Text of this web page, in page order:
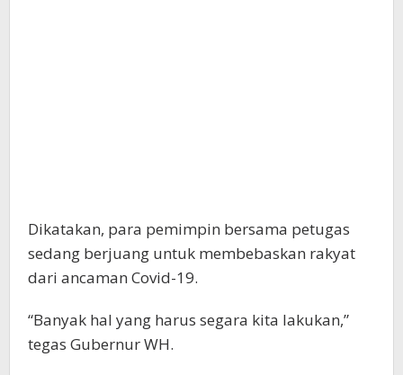
Dikatakan, para pemimpin bersama petugas
sedang berjuang untuk membebaskan rakyat
dari ancaman Covid-19.
“Banyak hal yang harus segara kita lakukan,”
tegas Gubernur WH.